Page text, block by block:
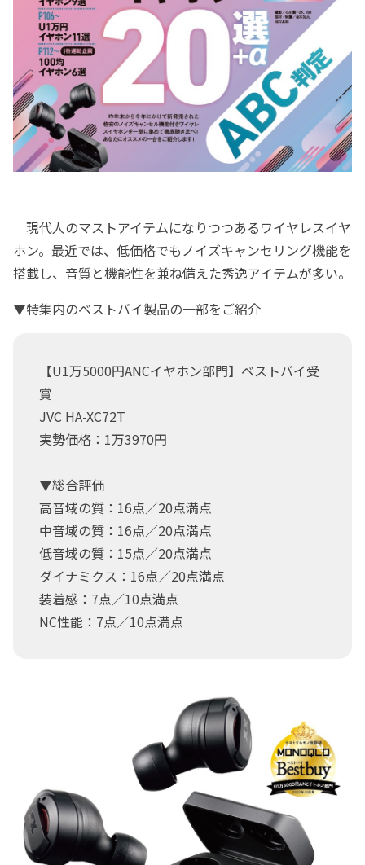
現代人のマストアイテムになりつつあるワイヤレスイヤ
ホン。最近では、低価格でもノイズキャンセリング機能を
搭載し、音質と機能性を兼ね備えた秀逸アイテムが多い。
▼特集内のベストバイ製品の一部をご紹介
【U1万5000円ANCイヤホン部門】ベストバイ受
賞
JVC HA-XC72T
実勢価格：1万3970円
▼総合評価
高音域の質：16点／20点満点
中音域の質：16点／20点満点
低音域の質：15点／20点満点
ダイナミクス：16点／20点満点
装着感：7点／10点満点
NC性能：7点／10点満点